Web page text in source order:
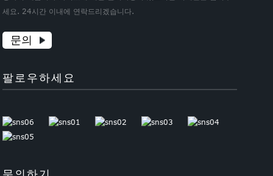
세요. 24시간 이내에 연락드리겠습니다.
문의
팔로우하세요